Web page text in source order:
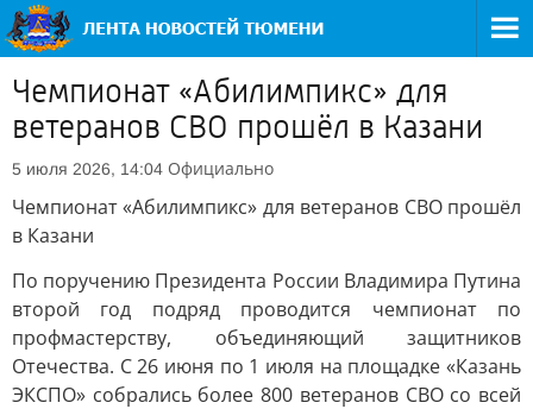
Чемпионат «Абилимпикс» для
ветеранов СВО прошёл в Казани
5 июля 2026, 14:04 Официально
Чемпионат «Абилимпикс» для ветеранов СВО прошёл
в Казани
По поручению Президента России Владимира Путина
второй год подряд проводится чемпионат по
профмастерству, объединяющий защитников
Отечества. С 26 июня по 1 июля на площадке «Казань
ЭКСПО» собрались более 800 ветеранов СВО со всей